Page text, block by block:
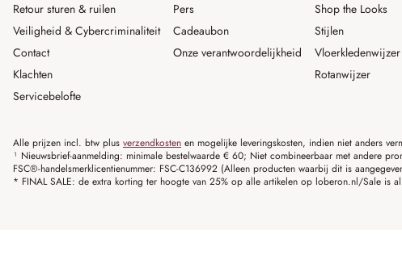
Retour sturen & ruilen
Veiligheid & Cybercriminaliteit
Contact
Klachten
Servicebelofte
Pers
Cadeaubon
Onze verantwoordelijkheid
Shop the Looks
Stijlen
Vloerkledenwijzer
Rotanwijzer
Alle prijzen incl. btw plus verzendkosten en mogelijke leveringskosten, indien niet anders
¹ Nieuwsbrief-aanmelding: minimale bestelwaarde € 60; Niet combineerbaar met andere
FSC®-handelsmerklicentienummer: FSC-C136992 (Alleen producten waarbij dit is
* FINAL SALE: de extra korting ter hoogte van 25% op alle artikelen op loberon.nl/Sale is